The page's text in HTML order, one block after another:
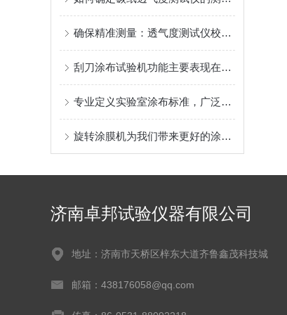
确保精准测量：透气度测试仪校准规范解析
刮刀涂布试验机功能主要表现在以下几个方面
专业定义实验室涂布标准，广泛赋能材料创新研发
旋转涂膜机为我们带来更好的涂层体验
济南卓邦试验仪器有限公司
地址：济南市天桥区梓东大道齐鲁鑫茂科技城
邮箱：438176058@qq.com